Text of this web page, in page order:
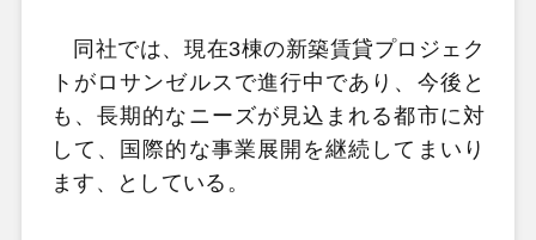
同社では、現在3棟の新築賃貸プロジェク
トがロサンゼルスで進行中であり、今後と
も、長期的なニーズが見込まれる都市に対
して、国際的な事業展開を継続してまいり
ます、としている。